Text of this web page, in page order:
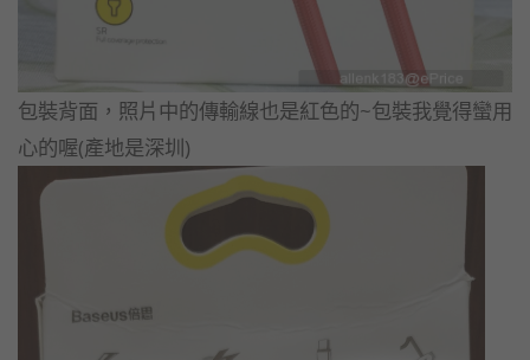
包裝背面，照片中的傳輸線也是紅色的~包裝我覺得蠻用
心的喔(產地是深圳)